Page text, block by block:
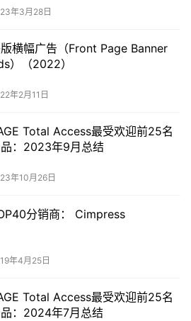
年3月28日
横幅广告（Front Page Banner
）（2022）
年2月11日
Total Access最受欢迎前25名
：2023年9月总结
年10月26日
分销商： Cimpress
年4月25日
Total Access最受欢迎前25名
：2024年7月总结